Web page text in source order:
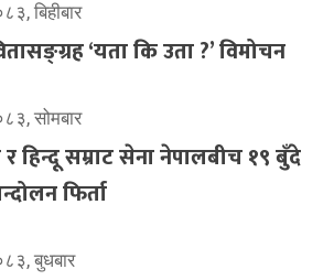
बिहीबार
‘यता कि उता ?’ विमोचन
सोमबार
हिन्दू सम्राट सेना नेपालबीच १९ बुँदे
फिर्ता
बुधबार